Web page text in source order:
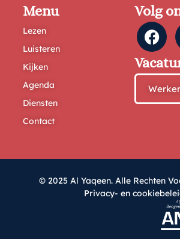
Menu
Lezen
Luisteren
Kijken
Agenda
Diensten
Contact
Volg
© 2025 Al Yaqeen. Alle Rechten
Privacy- en